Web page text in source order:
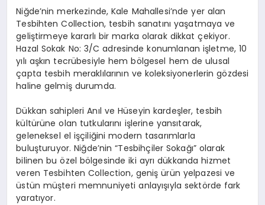
Niğde’nin merkezinde, Kale Mahallesi’nde yer alan
Tesbihten Collection, tesbih sanatını yaşatmaya ve
geliştirmeye kararlı bir marka olarak dikkat çekiyor.
Hazal Sokak No: 3/C adresinde konumlanan işletme, 10
yılı aşkın tecrübesiyle hem bölgesel hem de ulusal
çapta tesbih meraklılarının ve koleksiyonerlerin gözdesi
haline gelmiş durumda.
Dükkan sahipleri Anıl ve Hüseyin kardeşler, tesbih
kültürüne olan tutkularını işlerine yansıtarak,
geleneksel el işçiliğini modern tasarımlarla
buluşturuyor. Niğde’nin “Tesbihçiler Sokağı” olarak
bilinen bu özel bölgesinde iki ayrı dükkanda hizmet
veren Tesbihten Collection, geniş ürün yelpazesi ve
üstün müşteri memnuniyeti anlayışıyla sektörde fark
yaratıyor.